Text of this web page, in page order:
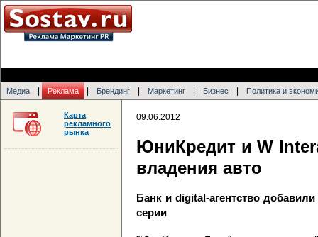
Медиа Реклама Брендинг Маркетинг Бизнес Политика и
09.06.2012
ЮниКредит и W
владения авто
Банк и digital-агентство
серии
Карта
рекламного
рынка